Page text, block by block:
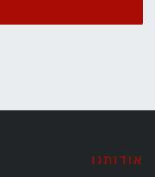
אודותנו